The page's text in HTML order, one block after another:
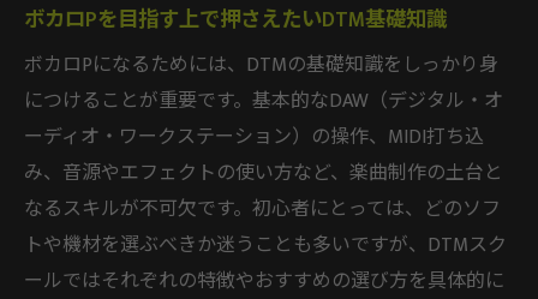
ボカロPを目指す上で押さえたいDTM基礎知識
ボカロPになるためには、DTMの基礎知識をしっかり身
につけることが重要です。基本的なDAW（デジタル・オ
ーディオ・ワークステーション）の操作、MIDI打ち込
み、音源やエフェクトの使い方など、楽曲制作の土台と
なるスキルが不可欠です。初心者にとっては、どのソフ
トや機材を選ぶべきか迷うことも多いですが、DTMスク
ールではそれぞれの特徴やおすすめの選び方を具体的に